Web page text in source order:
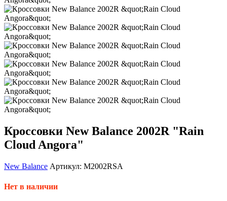
Кроссовки New Balance 2002R "Rain
Cloud Angora"
New Balance Артикул: M2002RSA
Нет в наличии